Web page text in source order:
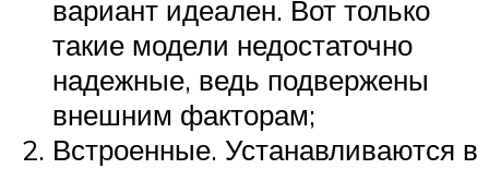
вариант идеален. Вот только
такие модели недостаточно
надежные, ведь подвержены
внешним факторам;
Встроенные. Устанавливаются в